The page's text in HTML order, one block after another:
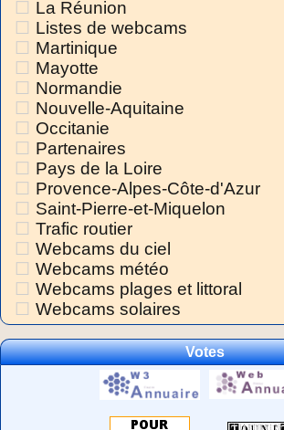
La Réunion
Listes de webcams
Martinique
Mayotte
Normandie
Nouvelle-Aquitaine
Occitanie
Partenaires
Pays de la Loire
Provence-Alpes-Côte-d'Azur
Saint-Pierre-et-Miquelon
Trafic routier
Webcams du ciel
Webcams météo
Webcams plages et littoral
Webcams solaires
Votes